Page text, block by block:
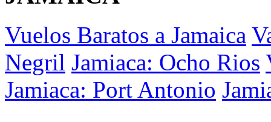
Vuelos Baratos a Jamaica
Negril Jamiaca: Ocho Rios
Jamiaca: Port Antonio